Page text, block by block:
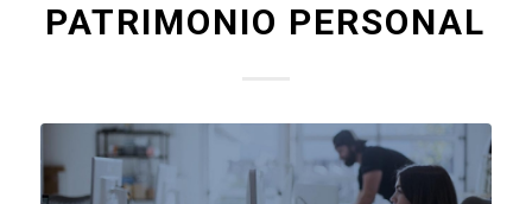
PATRIMONIO PERSONAL